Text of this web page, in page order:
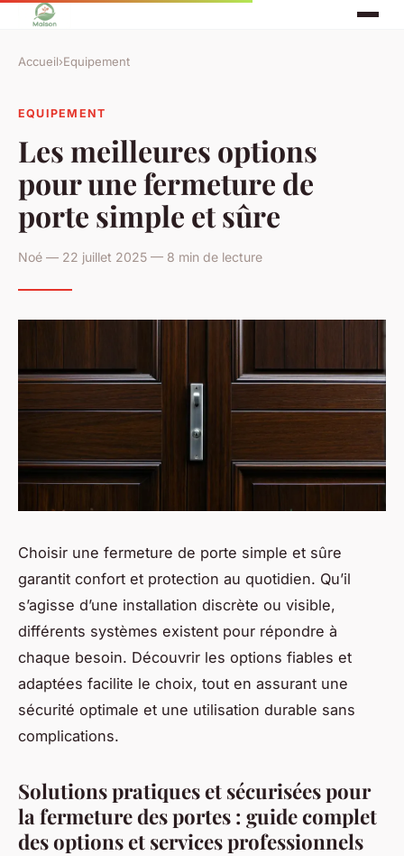
Accueil›Equipement
EQUIPEMENT
Les meilleures options
pour une fermeture de
porte simple et sûre
Noé — 22 juillet 2025 — 8 min de lecture
Choisir une fermeture de porte simple et sûre
garantit confort et protection au quotidien. Qu’il
s’agisse d’une installation discrète ou visible,
différents systèmes existent pour répondre à
chaque besoin. Découvrir les options fiables et
adaptées facilite le choix, tout en assurant une
sécurité optimale et une utilisation durable sans
complications.
Solutions pratiques et sécurisées pour
la fermeture des portes : guide complet
des options et services professionnels